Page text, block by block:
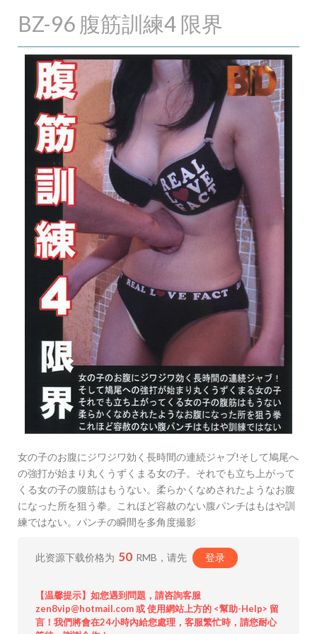
BZ-96 腹筋訓練4 限界
女の子のお腹にジワジワ効く長時間の連続ジャブ!そして鳩尾へ
の強打が始まり丸くうずくまる女の子。それでも立ち上がって
くる女の子の腹筋はもうない。柔らかくなめされたようなお腹
になった所を狙う拳。これほど容赦のない腹パンチはもはや訓
練ではない。パンチの瞬間を多角度撮影
此资源下载价格为 50 RMB，请先 登录
【温馨提示】如您遇到問題，請咨詢客服
zen8vip@hotmail.com 或 使用網站上方的 <幫助-Help> 留
言！我們將會在24小時內給您處理，客服繁忙時，請您耐心